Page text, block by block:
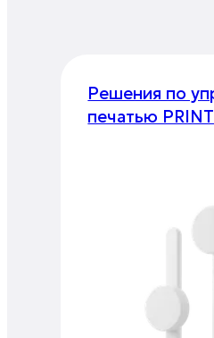
Решения по
печатью